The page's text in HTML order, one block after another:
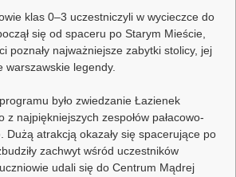
klas 0–3 uczestniczyli w wycieczce do
się od spaceru po Starym Mieście,
poznały najważniejsze zabytki stolicy, jej
warszawskie legendy.
było zwiedzanie Łazienek
z najpiękniejszych zespołów pałacowo-
Dużą atrakcją okazały się spacerujące po
zachwyt wśród uczestników
udali się do Centrum Mądrej